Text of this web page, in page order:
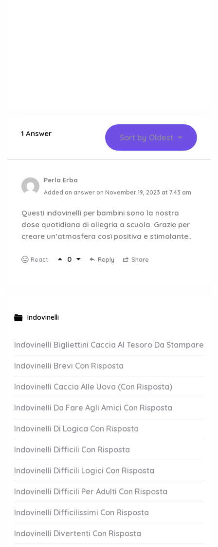
1 Answer Sort by Oldest
Perla Erba
Added an answer on November 19, 2023 at 7:43 am
Questi indovinelli per bambini sono la nostra
dose quotidiana di allegria a scuola. Grazie per
creare un’atmosfera così positiva e stimolante..
React 0 Reply Share
Indovinelli
Indovinelli Bigliettini Caccia Al Tesoro Da Stampare
Indovinelli Brevi Con Risposta
Indovinelli Caccia Alle Uova (Con Risposta)
Indovinelli Da Fare Agli Amici Con Risposta
Indovinelli Di Logica Con Risposta
Indovinelli Difficili Con Risposta
Indovinelli Difficili Logici Con Risposta
Indovinelli Difficili Per Adulti Con Risposta
Indovinelli Difficilissimi Con Risposta
Indovinelli Divertenti Con Risposta